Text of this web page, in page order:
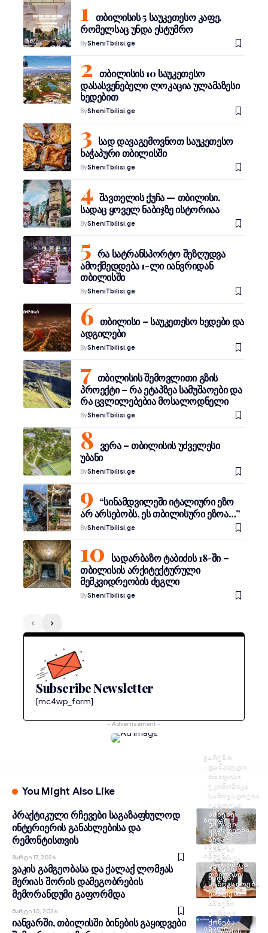
თბილისის 5 საუკეთესო კაფე,
რომელსაც უნდა ესტუმრო
BySheniTbilisi.ge
თბილისის 10 საუკეთესო
დასასვენებელი ლოკაცია ულამაზესი
ხედებით
BySheniTbilisi.ge
სად დავაგემოვნოთ საუკეთესო
ხაჭაპური თბილისში
BySheniTbilisi.ge
შავთელის ქუჩა — თბილისი,
სადაც ყოველ ნაბიჯზე ისტორიაა
BySheniTbilisi.ge
რა სატრანსპორტო შეზღუდვა
ამოქმედდება 1-ლი იანვრიდან
თბილისში
BySheniTbilisi.ge
თბილისი – საუკეთესო ხედები და
ადგილები
BySheniTbilisi.ge
თბილისის შემოვლითი გზის
პროექტი – რა ეტაპზეა სამუშაოები და
რა ცვლილებებია მოსალოდნელი
BySheniTbilisi.ge
ვერა – თბილისის უძველესი
უბანი
BySheniTbilisi.ge
“სინამდვილეში იტალიური ეზო
არ არსებობს, ეს თბილისური ეზოა…”
BySheniTbilisi.ge
სადარბაზო ტაბიძის 18-ში –
თბილისის არქიტექტურული
მემკვიდრეობის ძეგლი
BySheniTbilisi.ge
Subscribe Newsletter
[mc4wp_form]
- Advertisement -
You Might Also Like
ᲒᲐᲠᲔᲛᲝ
ᲓᲐᲜᲐᲮᲣᲚᲘ
ᲗᲑᲘᲚᲘᲡᲘ
ᲔᲙᲝᲜᲝᲛᲘᲙᲐ
ᲡᲐᲖᲝᲒᲐᲓᲝᲔᲑᲐ
ᲣᲐᲮᲚᲔᲡᲘ
ᲐᲛᲑᲔᲑᲘ
ᲣᲫᲠᲐᲕᲘ
ᲥᲝᲜᲔᲑᲐ
პრაქტიკული რჩევები საგაზაფხულოდ
ინტერიერის განახლებისა და
რემონტისთვის
Მარტი 17, 2026
ᲑᲚᲝᲒᲘ
ᲡᲘᲐᲮᲚᲔᲔᲑᲘ
ᲡᲮᲕᲐ-
ᲐᲛᲑᲔᲑᲘ
ᲣᲐᲮᲚᲔᲡᲘ
ᲐᲛᲑᲔᲑᲘ
ᲮᲔᲓᲕᲐ/
ᲠᲐᲙᲣᲠᲡᲘ
ვაკის გამგეობასა და ქალაქ ლომჟას
მერიას შორის დამეგობრების
მემორანდუმი გაფორმდა
Მარტი 10, 2026
ᲐᲮᲐᲚᲘ
ᲐᲛᲑᲔᲑᲘ
ᲔᲙᲝᲜᲝᲛᲘᲙᲐ
ᲗᲑᲘᲚᲘᲡᲘ
ᲡᲐᲖᲝᲒᲐᲓᲝᲔᲑᲐ
ᲣᲐᲮᲚᲔᲡᲘ
ᲐᲛᲑᲔᲑᲘ
ᲣᲫᲠᲐᲕᲘ
ᲥᲝᲜᲔᲑᲐ
იანვარში, თბილისში ბინების გაყიდვები
ᲐᲮᲐᲚᲘ